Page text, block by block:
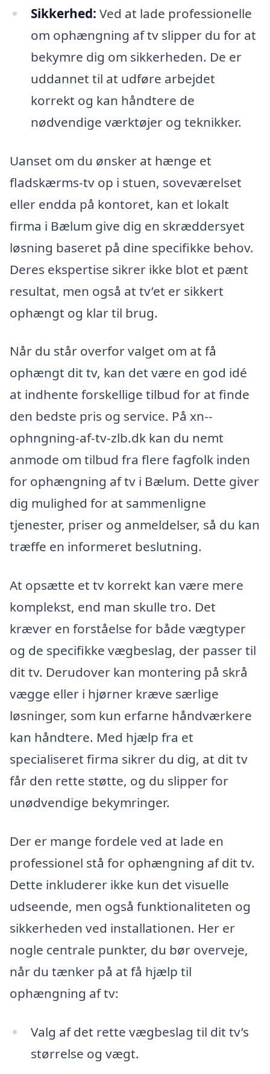
Sikkerhed: Ved at lade professionelle
om ophængning af tv slipper du for at
bekymre dig om sikkerheden. De er
uddannet til at udføre arbejdet
korrekt og kan håndtere de
nødvendige værktøjer og teknikker.
Uanset om du ønsker at hænge et
fladskærms-tv op i stuen, soveværelset
eller endda på kontoret, kan et lokalt
firma i Bælum give dig en skræddersyet
løsning baseret på dine specifikke behov.
Deres ekspertise sikrer ikke blot et pænt
resultat, men også at tv’et er sikkert
ophængt og klar til brug.
Når du står overfor valget om at få
ophængt dit tv, kan det være en god idé
at indhente forskellige tilbud for at finde
den bedste pris og service. På xn--
ophngning-af-tv-zlb.dk kan du nemt
anmode om tilbud fra flere fagfolk inden
for ophængning af tv i Bælum. Dette giver
dig mulighed for at sammenligne
tjenester, priser og anmeldelser, så du kan
træffe en informeret beslutning.
At opsætte et tv korrekt kan være mere
komplekst, end man skulle tro. Det
kræver en forståelse for både vægtyper
og de specifikke vægbeslag, der passer til
dit tv. Derudover kan montering på skrå
vægge eller i hjørner kræve særlige
løsninger, som kun erfarne håndværkere
kan håndtere. Med hjælp fra et
specialiseret firma sikrer du dig, at dit tv
får den rette støtte, og du slipper for
unødvendige bekymringer.
Der er mange fordele ved at lade en
professionel stå for ophængning af dit tv.
Dette inkluderer ikke kun det visuelle
udseende, men også funktionaliteten og
sikkerheden ved installationen. Her er
nogle centrale punkter, du bør overveje,
når du tænker på at få hjælp til
ophængning af tv:
Valg af det rette vægbeslag til dit tv’s
størrelse og vægt.